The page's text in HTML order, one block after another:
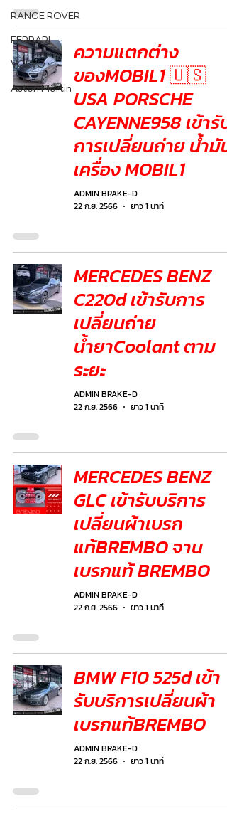
RANGE ROVER
FERRARI
VOLVO
Aston Martin
ความแตกต่าง
ของMOBIL1 🇺🇸
USA PORSCHE
CAYENNE958 เข้ารับ
การเปลี่ยนถ่าย น้ำมัน
เครื่อง MOBIL1
ADMIN BRAKE-D
22 ก.ย. 2566
ยาว 1 นาที
MERCEDES BENZ
C220d เข้ารับการ
เปลี่ยนถ่าย
น้ำยาCoolant ตาม
ระยะ
ADMIN BRAKE-D
22 ก.ย. 2566
ยาว 1 นาที
MERCEDES BENZ
GLC เข้ารับบริการ
เปลี่ยนผ้าเบรก
แท้BREMBO จาน
เบรกแท้ BREMBO
ADMIN BRAKE-D
22 ก.ย. 2566
ยาว 1 นาที
BMW F10 525d เข้า
รับบริการเปลี่ยนผ้า
เบรกแท้BREMBO
ADMIN BRAKE-D
22 ก.ย. 2566
ยาว 1 นาที